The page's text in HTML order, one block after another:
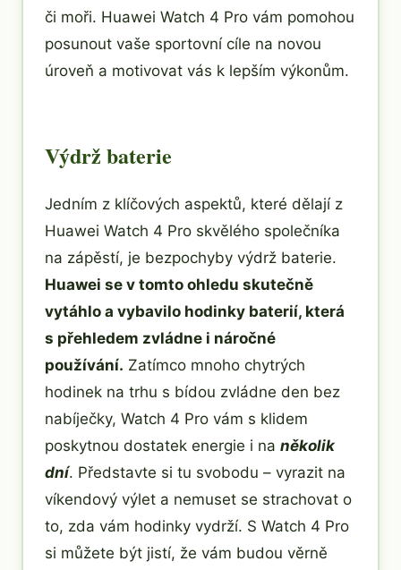
či moři. Huawei Watch 4 Pro vám pomohou
posunout vaše sportovní cíle na novou
úroveň a motivovat vás k lepším výkonům.
Výdrž baterie
Jedním z klíčových aspektů, které dělají z
Huawei Watch 4 Pro skvělého společníka
na zápěstí, je bezpochyby výdrž baterie.
Huawei se v tomto ohledu skutečně
vytáhlo a vybavilo hodinky baterií, která
s přehledem zvládne i náročné
používání. Zatímco mnoho chytrých
hodinek na trhu s bídou zvládne den bez
nabíječky, Watch 4 Pro vám s klidem
poskytnou dostatek energie i na několik
dní. Představte si tu svobodu – vyrazit na
víkendový výlet a nemuset se strachovat o
to, zda vám hodinky vydrží. S Watch 4 Pro
si můžete být jistí, že vám budou věrně